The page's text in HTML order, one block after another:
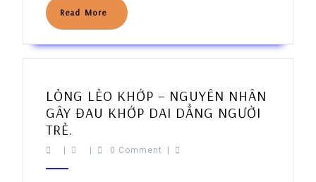
Read More
Read
More
LỎNG LẺO KHỚP – NGUYÊN NHÂN
GÂY ĐAU KHỚP DAI DẲNG NGƯỜI
TRẺ.
LẺO
0 Comment